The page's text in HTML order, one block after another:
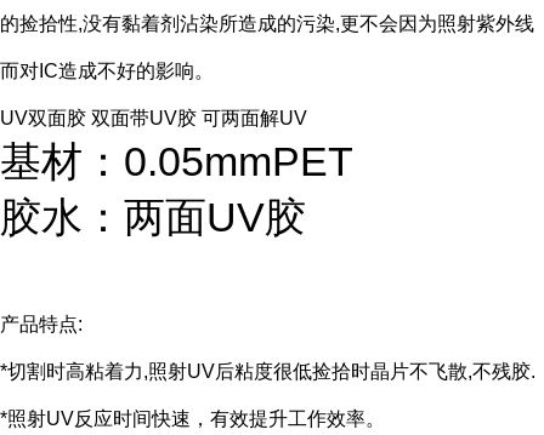
的捡拾性,没有黏着剂沾染所造成的污染,更不会因为照射紫外线
而对IC造成不好的影响。
UV双面胶 双面带UV胶 可两面解UV
基材：0.05mmPET
胶水：两面UV胶
产品特点:
*切割时高粘着力,照射UV后粘度很低捡拾时晶片不飞散,不残胶.
*照射UV反应时间快速，有效提升工作效率。